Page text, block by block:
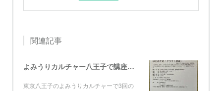
関連記事
よみうりカルチャー八王子で講座開催
東京八王子のよみうりカルチャーで3回の